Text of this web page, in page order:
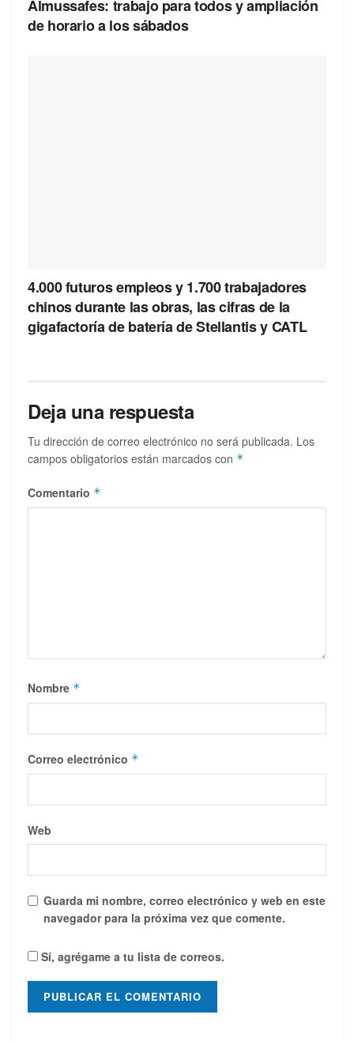
Almussafes: trabajo para todos y ampliación
de horario a los sábados
4.000 futuros empleos y 1.700 trabajadores
chinos durante las obras, las cifras de la
gigafactoría de batería de Stellantis y CATL
Deja una respuesta
Tu dirección de correo electrónico no será publicada. Los
campos obligatorios están marcados con *
Comentario *
Nombre *
Correo electrónico *
Web
Guarda mi nombre, correo electrónico y web en este
navegador para la próxima vez que comente.
Sí, agrégame a tu lista de correos.